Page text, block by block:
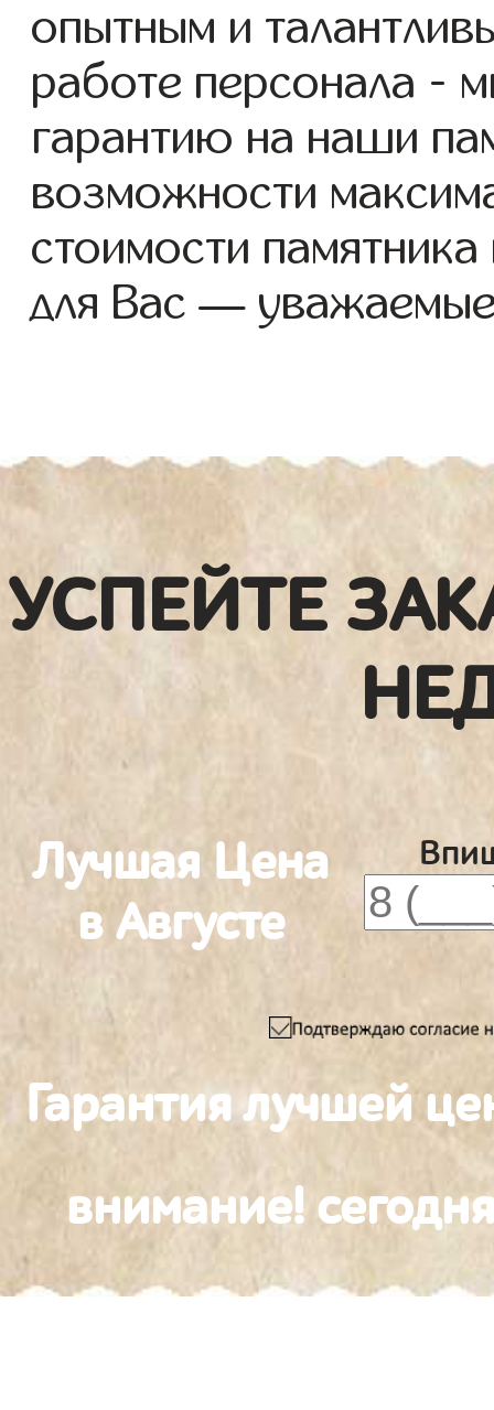
опытным и
работе персонала -
гарантию на наши
возможности
стоимости
для Вас —
УСПЕЙТЕ
Лучшая Цена
в Августе
Гарантия лучшей
внимание!